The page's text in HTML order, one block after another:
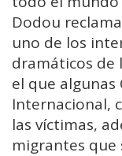
Dodou
uno de los
dramáticos de
el que algunas
Internacional,
las víctimas,
migrantes que